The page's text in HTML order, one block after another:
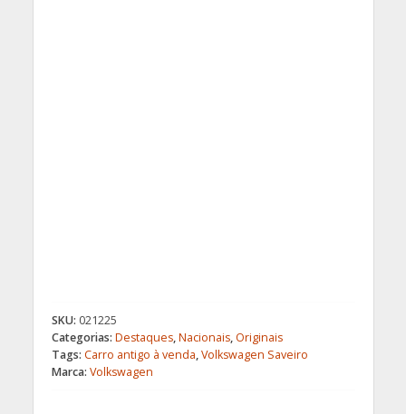
SKU: 021225
Categorias: Destaques,Nacionais, Originais
Tags: Carro antigo à venda,Volkswagen Saveiro
Marca: Volkswagen